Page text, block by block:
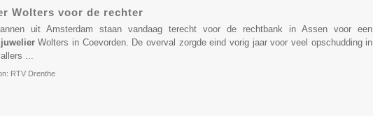
Wolters voor de rechter
uit Amsterdam staan vandaag terecht voor de rechtbank in Assen voor een
juwelierWolters in Coevorden. De overval zorgde eind vorig jaar voor veel opschudding in
...
RTV Drenthe